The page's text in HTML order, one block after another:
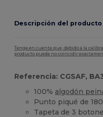
Descripción del producto
Tenga en cuenta que, debido a la
producto puede no coincidir
Referencia: CGSAF,
100% algodón
Punto piqué de
Tapeta de 3